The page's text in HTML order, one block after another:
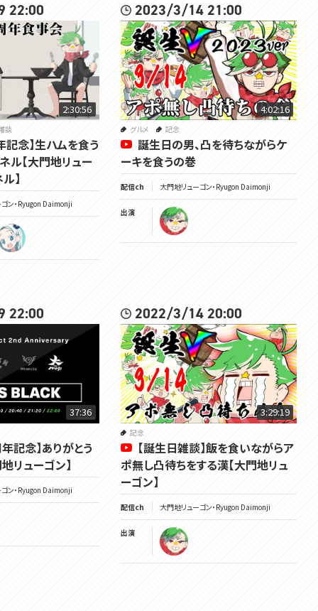
22:00
2:30:56
談
記念】生ハムを食う
【大門地リュー
】
ン・Ryugon Daimonji
2023/3/14 21:00
4:02:16
グルメ 記念
誕生日の男、凸を待ちながらケ
ーキを食うの巻
配信ch 大門地リューゴン・Ryugon Daimonji
出演
22:00
37:36
記念​】ありがとう
リューゴン】
ン・Ryugon Daimonji
2022/3/14 20:00
3:29:19
記念
【誕生日雑談】飯を食いながらア
ポ無し凸待ちをする漢【大門地リュ
ーゴン】
配信ch 大門地リューゴン・Ryugon Daimonji
出演